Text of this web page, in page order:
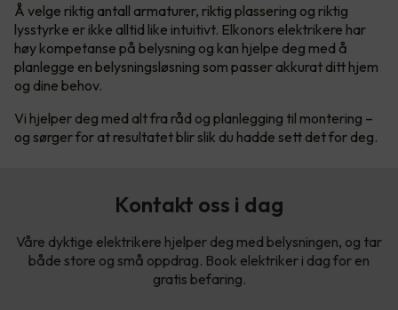
Å velge riktig antall armaturer, riktig plassering og riktig
lysstyrke er ikke alltid like intuitivt. Elkonors elektrikere har
høy kompetanse på belysning og kan hjelpe deg med å
planlegge en belysningsløsning som passer akkurat ditt hjem
og dine behov.
Vi hjelper deg med alt fra råd og planlegging til montering –
og sørger for at resultatet blir slik du hadde sett det for deg.
Kontakt oss i dag
Våre dyktige elektrikere hjelper deg med belysningen, og tar
både store og små oppdrag. Book elektriker i dag for en
gratis befaring.